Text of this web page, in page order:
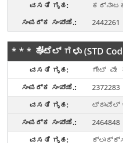
2442261
* * * ಹೋಟೆಲ್ ಗಳು (STD
ಗೇಟ್ ವೇ
2372283
2464848